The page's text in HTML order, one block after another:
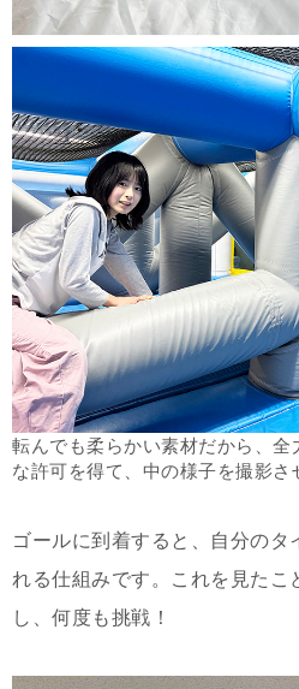
転んでも柔らかい素材だから、
な許可を得て、中の様子を撮影さ
ゴールに到着すると、自分のタ
れる仕組みです。これを見たこ
し、何度も挑戦！